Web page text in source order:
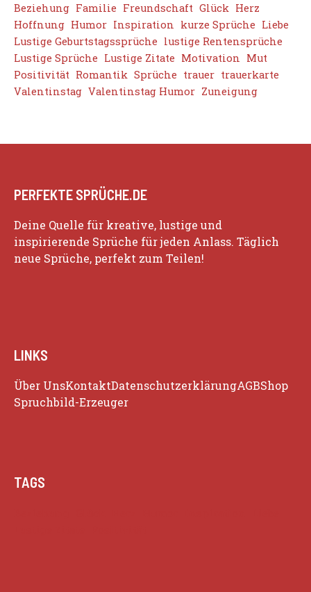
Beziehung Familie Freundschaft Glück Herz
Hoffnung Humor Inspiration kurze Sprüche Liebe
Lustige Geburtstagssprüche lustige Rentensprüche
Lustige Sprüche Lustige Zitate Motivation Mut
Positivität Romantik Sprüche trauer trauerkarte
Valentinstag Valentinstag Humor Zuneigung
PERFEKTE SPRÜCHE.DE
Deine Quelle für kreative, lustige und
inspirierende Sprüche für jeden Anlass. Täglich
neue Sprüche, perfekt zum Teilen!
LINKS
Über UnsKontaktDatenschutzerklärungAGBShop
Spruchbild-Erzeuger
TAGS